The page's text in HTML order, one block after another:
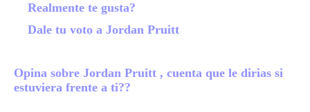
Realmente te gusta?
Dale tu voto a Jordan Pruitt
Opina sobre Jordan Pruitt , cuenta que le dirias si
estuviera frente a ti??